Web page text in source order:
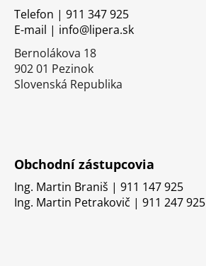
Telefon | 911 347 925
E-mail | info@lipera.sk
Bernolákova 18
902 01 Pezinok
Slovenská Republika
Obchodní zástupcovia
Ing. Martin Braniš | 911 147 925
Ing. Martin Petrakovič | 911 247 925